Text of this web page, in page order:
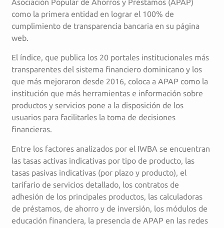
como la primera entidad en lograr el 100% de
cumplimiento de transparencia bancaria en su página
web.
El índice, que publica los 20 portales institucionales más
transparentes del sistema financiero dominicano y los
que más mejoraron desde 2016, coloca a APAP como la
institución que más herramientas e información sobre
productos y servicios pone a la disposición de los
usuarios para facilitarles la toma de decisiones
financieras.
Entre los factores analizados por el IWBA se encuentran
las tasas activas indicativas por tipo de producto, las
tasas pasivas indicativas (por plazo y producto), el
tarifario de servicios detallado, los contratos de
adhesión de los principales productos, las calculadoras
de préstamos, de ahorro y de inversión, los módulos de
educación financiera, la presencia de APAP en las redes